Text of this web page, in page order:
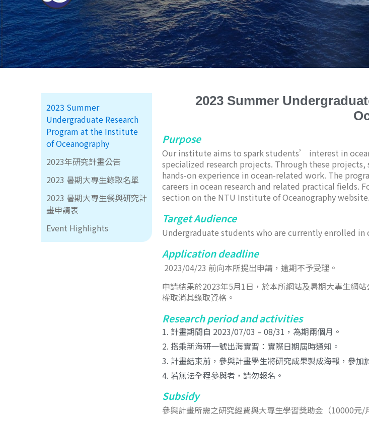
2023 Summer
Undergraduate Research
Program at the Institute
of Oceanography
2023年研究計畫公告
2023 暑期大專生錄取名單
2023 暑期大專生餐與研究計
畫申請表
Event Highlights
2023 Summer
Purpose
Our institute aims to spark students’ interest in
specialized research projects. Through these
hands-on experience in ocean-related work. The
careers in ocean research and related practical
section on the NTU Institute of Oceanography website.
Target Audience
Undergraduate students who are currently enrolled
Application deadline
2023/04/23 前向本所提出申請，逾期不予受理。
申請結果於2023年5月1日，於本所網站及暑期大專生網
權取消其錄取資格。
Research period and activities
1. 計畫期間自 2023/07/03 – 08/31，為期兩個月。
2. 搭乘新海研一號出海實習：實際日期屆時通知。
3. 計畫結束前，參與計畫學生將研究成果製成海報，參加
4. 若無法全程參與者，請勿報名。
Subsidy
參與計畫所需之研究經費與大專生學習獎助金（10000元